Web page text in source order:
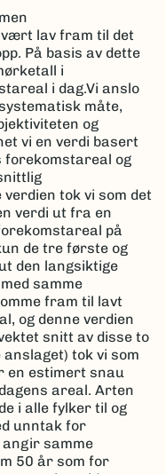
lav fram til det
På basis av dette
i
i dag.Vi anslo
måte,
og
vi en verdi basert
forekomstareal og
tok vi som det
verdi ut fra en
på
de tre første og
den langsiktige
samme
fram til lavt
og denne verdien
snitt av disse to
tok vi som
en estimert snau
areal. Arten
i alle fylker til og
unntak for
samme
50 år som for